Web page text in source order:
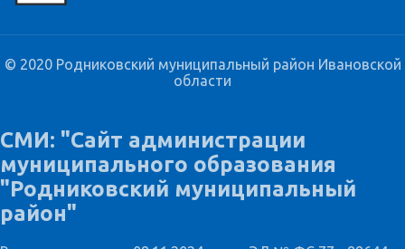
© 2020 Родниковский муниципальный район Ивановской
области
СМИ: "Сайт администрации
муниципального образования
"Родниковский муниципальный
район"